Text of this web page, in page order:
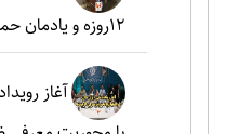
۱۲روزه و یادمان حماسه ۲۵ آبان
آغاز